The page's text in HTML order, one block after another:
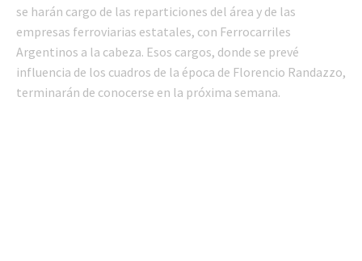
se harán cargo de las reparticiones del área y de las
empresas ferroviarias estatales, con Ferrocarriles
Argentinos a la cabeza. Esos cargos, donde se prevé
influencia de los cuadros de la época de Florencio Randazzo,
terminarán de conocerse en la próxima semana.